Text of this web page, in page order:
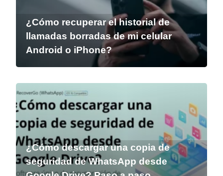
¿Cómo recuperar el historial de
llamadas borradas de mi celular
Android o iPhone?
¿Cómo descargar una copia de
seguridad de WhatsApp desde